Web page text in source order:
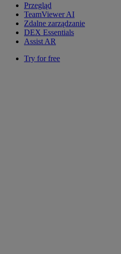
Przegląd
TeamViewer AI
Zdalne zarządzanie
DEX Essentials
Assist AR
Try for free